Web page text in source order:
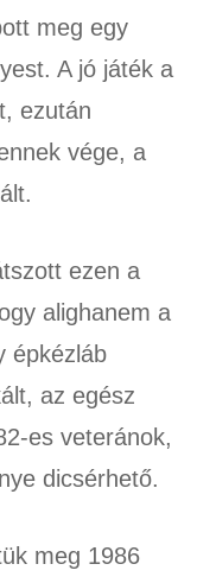
meg egy
A jó játék a
ezután
vége, a
ezen a
alighanem a
épkézláb
az egész
es veteránok,
dicsérhető.
meg 1986